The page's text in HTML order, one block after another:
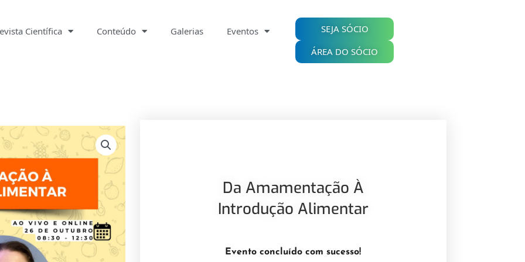
Científica Conteúdo Galerias Eventos
SEJA SÓCIO
ÁREA DO SÓCIO
Da Amamentação À
Introdução Alimentar
Evento concluído com sucesso!